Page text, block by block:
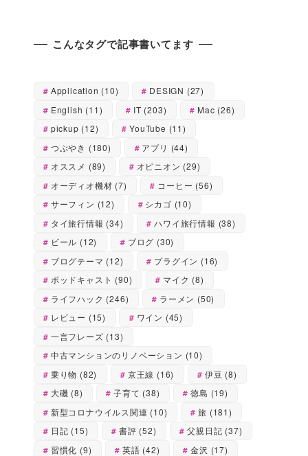
こんなタグで記事書いてます
Application (10) DESIGN (27)
English (11) IT (203) Mac (26)
pickup (12) YouTube (11)
つぶやき (180) アプリ (44)
オススメ (89) オピニオン (29)
オーディオ機材 (7) コーヒー (56)
サーフィン (12) シカゴ (10)
タイ旅行情報 (34) ハワイ旅行情報 (38)
ビール (12) ブログ (30)
ブログテーマ (12) プラグイン (16)
ポッドキャスト (90) マイク (8)
ライフハック (246) ラーメン (50)
レビュー (15) ワイン (45)
一言フレーズ (13)
中古マンションのリノベーション (10)
乗り物 (82) 京王線 (16) 伊豆 (8)
大磯 (8) 子育て (38) 徳島 (19)
新型コロナウイルス関連 (10) 旅 (181)
日記 (15) 書評 (52) 父親日記 (37)
習慣化 (9) 英語 (42) 金沢 (17)